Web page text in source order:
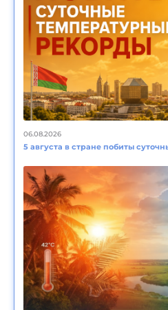
06.08.2026
5 августа в стране побиты